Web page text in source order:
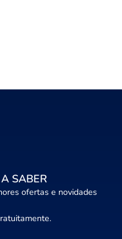
SABER
ofertas e novidades